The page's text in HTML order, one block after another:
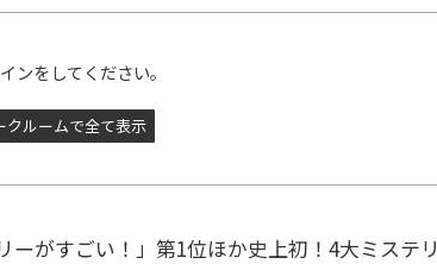
ンをしてください。
ルームで全て表示
がすごい！」第1位ほか史上初！4大ミステリ